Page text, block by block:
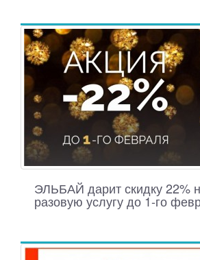
ЭЛЬБАЙ дарит скидку 22%
разовую услугу до 1-го